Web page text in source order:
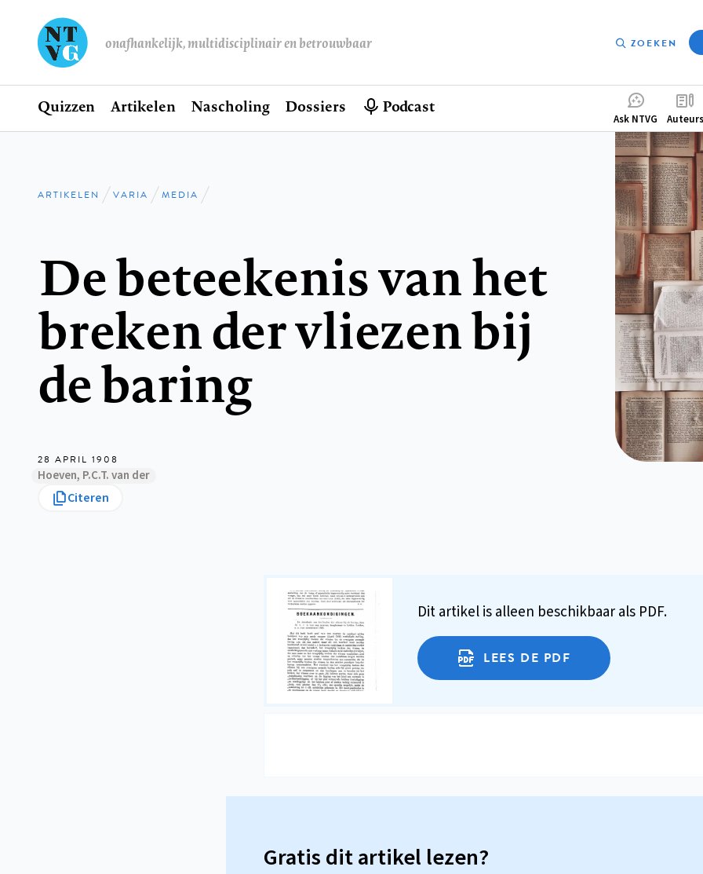
onafhankelijk, multidisciplinair en betrouwbaar ZOEKEN
Hoofdnavigatie
Home
Quizzen Artikelen Nascholing Dossiers Podcast
menu
Ask NTVG Auteurs
Kruimelpad
ARTIKELEN VARIA MEDIA
De beteekenis van het
breken der vliezen bij
de baring
28 APRIL 1908
Hoeven, P.C.T. van der
Citeren
Dit artikel is alleen beschikbaar als PDF.
LEES DE PDF
Gratis dit artikel lezen?